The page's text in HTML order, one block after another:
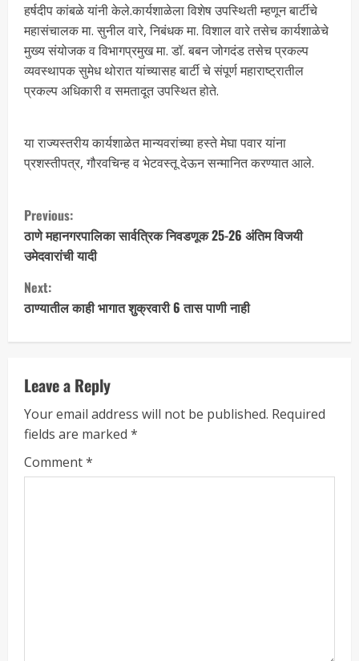
हर्षदीप कांबळे यांनी केले.कार्यशाळेला विशेष उपस्थिती म्हणून बार्टीचे
महासंचालक मा. सुनील वारे, निबंधक मा. विशाल वारे तसेच कार्यशाळेचे
मुख्य संयोजक व विभागप्रमुख मा. डॉ. बबन जोगदंड तसेच प्रकल्प
व्यवस्थापक सुमेध थोरात यांच्यासह बार्टी चे संपूर्ण महाराष्ट्रातील
प्रकल्प अधिकारी व समतादूत उपस्थित होते.
या राज्यस्तरीय कार्यशाळेत मान्यवरांच्या हस्ते मेघा पवार यांना
प्रशस्तीपत्र, गौरवचिन्ह व भेटवस्तू देऊन सन्मानित करण्यात आले.
Previous:
ठाणे महानगरपालिका सार्वत्रिक निवडणूक 25-26 अंतिम विजयी
उमेदवारांची यादी
Next:
ठाण्यातील काही भागात शुक्रवारी 6 तास पाणी नाही
Leave a Reply
Your email address will not be published. Required
fields are marked *
Comment*